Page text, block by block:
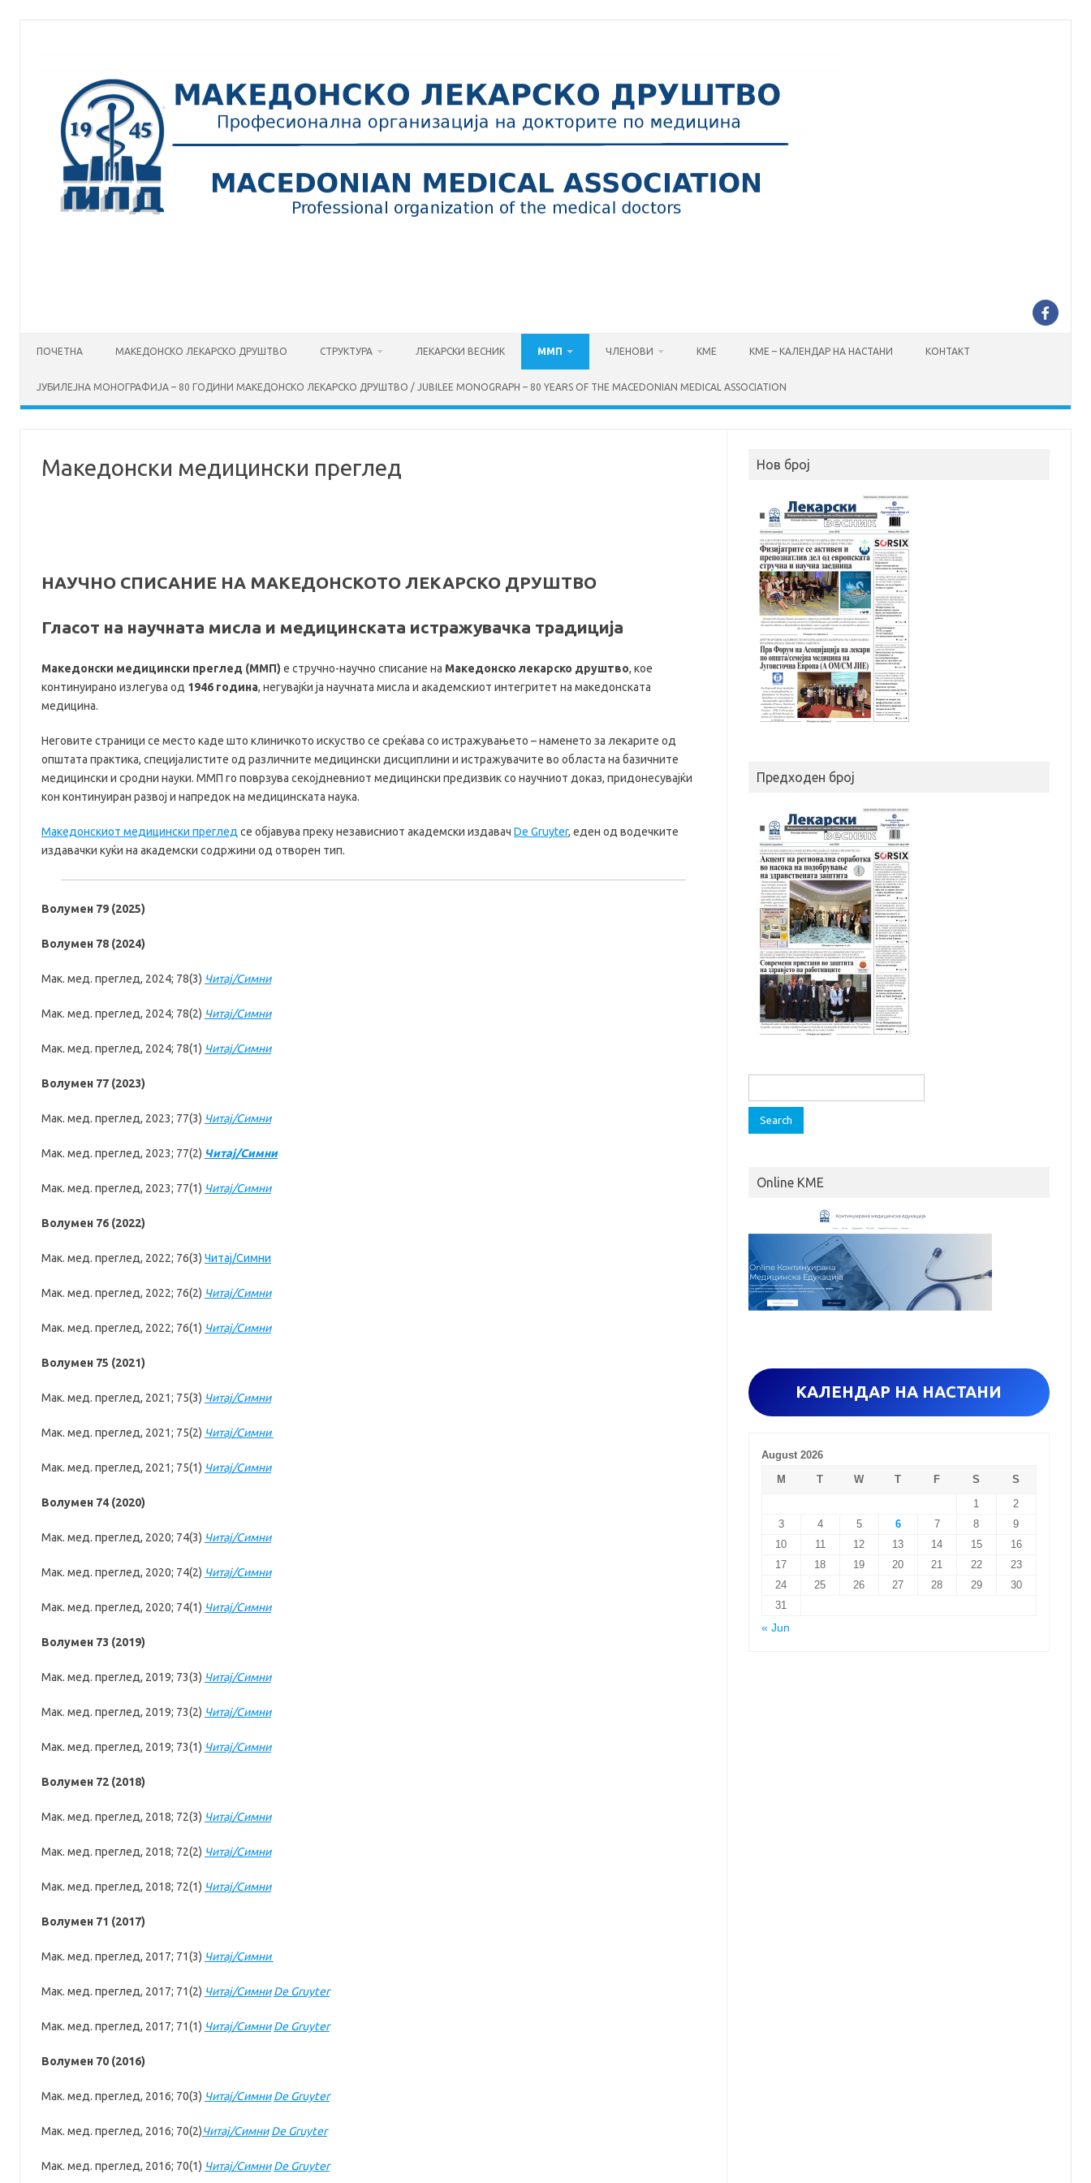
ПОЧЕТНА МАКЕДОНСКО ЛЕКАРСКО ДРУШТВО СТРУКТУРА ЛЕКАРСКИ ВЕСНИК ММП ЧЛЕНОВИ КМЕ КМЕ – КАЛЕНДАР НА НАСТАНИ КОНТАКТ
ЈУБИЛЕЈНА МОНОГРАФИЈА – 80 ГОДИНИ МАКЕДОНСКО ЛЕКАРСКО ДРУШТВО / JUBILEE MONOGRAPH – 80 YEARS OF THE MACEDONIAN MEDICAL ASSOCIATION
Македонски медицински преглед
НАУЧНО СПИСАНИЕ НА МАКЕДОНСКОТО ЛЕКАРСКО ДРУШТВО
Гласот на научната мисла и медицинската истражувачка традиција
Македонски медицински преглед (ММП) е стручно-научно списание на Македонско лекарско друштво, кое
континуирано излегува од 1946 година, негувајќи ја научната мисла и академскиот интегритет на македонската
медицина.
Неговите страници се место каде што клиничкото искуство се среќава со истражувањето – наменето за лекарите од
општата практика, специјалистите од различните медицински дисциплини и истражувачите во областа на базичните
медицински и сродни науки. ММП го поврзува секојдневниот медицински предизвик со научниот доказ, придонесувајќи
кон континуиран развој и напредок на медицинската наука.
Македонскиот медицински преглед се објавува преку независниот академски издавач De Gruyter, еден од водечките
издавачки куќи на академски содржини од отворен тип.
Волумен 79 (2025)
Волумен 78 (2024)
Мак. мед. преглед, 2024; 78(3) Читај/Симни
Мак. мед. преглед, 2024; 78(2) Читај/Симни
Мак. мед. преглед, 2024; 78(1) Читај/Симни
Волумен 77 (2023)
Мак. мед. преглед, 2023; 77(3) Читај/Симни
Мак. мед. преглед, 2023; 77(2) Читај/Симни
Мак. мед. преглед, 2023; 77(1) Читај/Симни
Волумен 76 (2022)
Мак. мед. преглед, 2022; 76(3) Читај/Симни
Мак. мед. преглед, 2022; 76(2) Читај/Симни
Мак. мед. преглед, 2022; 76(1) Читај/Симни
Волумен 75 (2021)
Мак. мед. преглед, 2021; 75(3) Читај/Симни
Мак. мед. преглед, 2021; 75(2) Читај/Симни
Мак. мед. преглед, 2021; 75(1) Читај/Симни
Волумен 74 (2020)
Мак. мед. преглед, 2020; 74(3) Читај/Симни
Мак. мед. преглед, 2020; 74(2) Читај/Симни
Мак. мед. преглед, 2020; 74(1) Читај/Симни
Волумен 73 (2019)
Мак. мед. преглед, 2019; 73(3) Читај/Симни
Мак. мед. преглед, 2019; 73(2) Читај/Симни
Мак. мед. преглед, 2019; 73(1) Читај/Симни
Волумен 72 (2018)
Мак. мед. преглед, 2018; 72(3) Читај/Симни
Мак. мед. преглед, 2018; 72(2) Читај/Симни
Мак. мед. преглед, 2018; 72(1) Читај/Симни
Волумен 71 (2017)
Мак. мед. преглед, 2017; 71(3) Читај/Симни
Мак. мед. преглед, 2017; 71(2) Читај/Симни De Gruyter
Мак. мед. преглед, 2017; 71(1) Читај/Симни De Gruyter
Волумен 70 (2016)
Мак. мед. преглед, 2016; 70(3) Читај/Симни De Gruyter
Мак. мед. преглед, 2016; 70(2)Читај/Симни De Gruyter
Мак. мед. преглед, 2016; 70(1) Читај/Симни De Gruyter
Нов број
Предходен број
e
Online KME
КАЛЕНДАР НА НАСТАНИ
August 2026
M
T W T F S
S
1
2
3
4 5 6 7 8
9
10
11 12 13 14 15
16
17
18 19 20 21 22
23
24
25 26 27 28 29
30
31
« Jun